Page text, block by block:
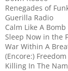
Renegades of
Guerilla Radio
Calm Like A Bomb
Sleep Now in the
War Within A
(Encore:) Freedom
Killing In The